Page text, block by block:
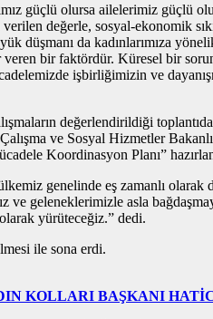
olursa ailelerimiz güçlü
değerle, sosyal-ekonomik
düşmanı da kadınlarımıza
bir faktördür. Küresel bir
işbirliğimizin ve
değerlendirildiği
ve Sosyal Hizmetler
Koordinasyon Planı”
genelinde eş zamanlı olarak
ve geleneklerimizle asla
yürüteceğiz.” dedi.
ile sona erdi.
KOLLARI BAŞKANI